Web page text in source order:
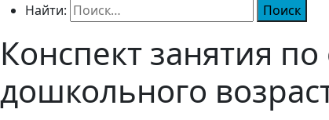
Найти:
Конспект занятия
дошкольного